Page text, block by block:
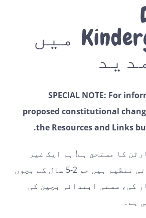
Kindergartens میں
SPECIAL NOTE: For
proposed constitutional
the Resources and Links
کا مستحق ہے! ہم ایک غیر
منافع بخش، خیراتی تنظیم ہیں جو 2-5 سال کے بچوں
کی، سستی ابتدائی بچپن کی
ہے۔